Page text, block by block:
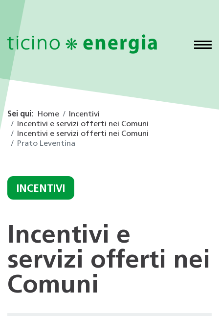
Sei qui: Home
Incentivi
Incentivi e servizi offerti nei Comuni
Incentivi e servizi offerti nei Comuni
Prato Leventina
INCENTIVI
Incentivi e
servizi offerti nei
Comuni